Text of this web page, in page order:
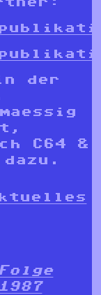
der
C64 &